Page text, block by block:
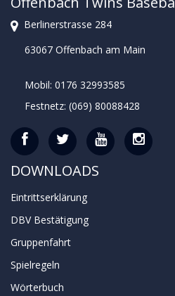
Berlinerstrasse 284
63067 Offenbach am Main
Mobil: 0176 32993585
Festnetz: (069) 80088428
DOWNLOADS
Eintrittserklärung
DBV Bestätigung
Gruppenfahrt
Spielregeln
Wörterbuch